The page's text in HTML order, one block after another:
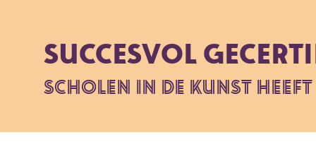
SUCCESVOL
SCHOLEN IN DE KUNST